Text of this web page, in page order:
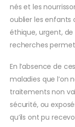
nés et les
oublier les enfants
éthique, urgent,
recherches
En l’absence de
maladies que l’on
traitements non
sécurité, ou
qu’ils ont pu